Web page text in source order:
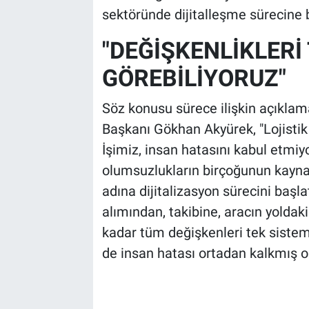
sektöründe dijitalleşme sürecine
GÖREBİLİYORUZ"
Söz konusu sürece ilişkin
Başkanı Gökhan Akyürek,
İşimiz, insan hatasını kabul
olumsuzlukların birçoğunun
adına dijitalizasyon sürecini
alımından, takibine, aracın
kadar tüm değişkenleri tek
de insan hatası ortadan kalkmış